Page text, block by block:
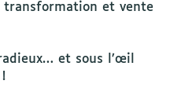
transformation et vente
et sous l’œil